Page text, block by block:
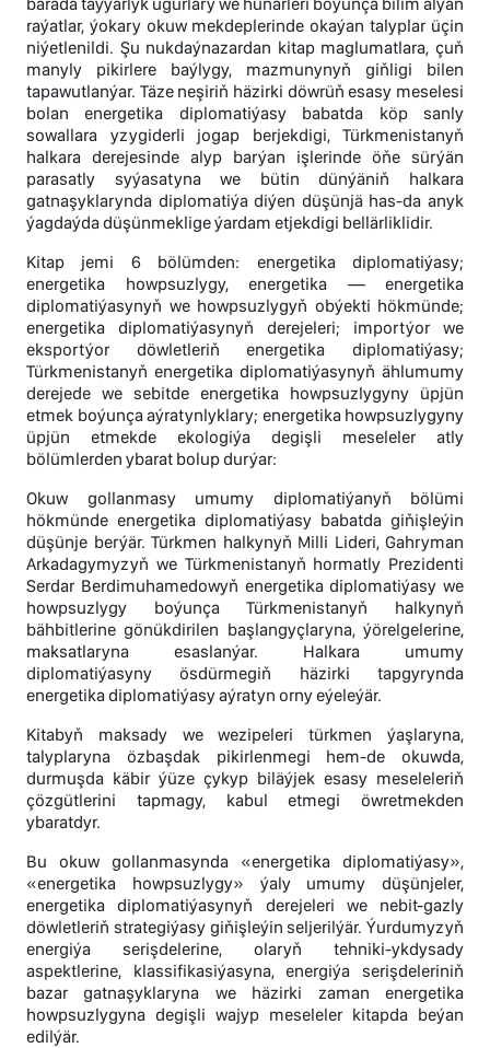
raýatlar, ýokary okuw mekdeplerinde okaýan talyplar üçin
niýetlenildi. Şu nukdaýnazardan kitap maglumatlara, çuň
manyly pikirlere baýlygy, mazmunynyň giňligi bilen
tapawutlanýar. Täze neşiriň häzirki döwrüň esasy meselesi
bolan energetika diplomatiýasy babatda köp sanly
sowallara yzygiderli jogap berjekdigi, Türkmenistanyň
halkara derejesinde alyp barýan işlerinde öňe sürýän
parasatly syýasatyna we bütin dünýäniň halkara
gatnaşyklarynda diplomatiýa diýen düşünjä has-da anyk
ýagdaýda düşünmeklige ýardam etjekdigi bellärliklidir.
Kitap jemi 6 bölümden: energetika diplomatiýasy;
energetika howpsuzlygy, energetika — energetika
diplomatiýasynyň we howpsuzlygyň obýekti hökmünde;
energetika diplomatiýasynyň derejeleri; importýor we
eksportýor döwletleriň energetika diplomatiýasy;
Türkmenistanyň energetika diplomatiýasynyň ählumumy
derejede we sebitde energetika howpsuzlygyny üpjün
etmek boýunça aýratynlyklary; energetika howpsuzlygyny
üpjün etmekde ekologiýa degişli meseleler atly
bölümlerden ybarat bolup durýar:
Okuw gollanmasy umumy diplomatiýanyň bölümi
hökmünde energetika diplomatiýasy babatda giňişleýin
düşünje berýär. Türkmen halkynyň Milli Lideri, Gahryman
Arkadagymyzyň we Türkmenistanyň hormatly Prezidenti
Serdar Berdimuhamedowyň energetika diplomatiýasy we
howpsuzlygy boýunça Türkmenistanyň halkynyň
bähbitlerine gönükdirilen başlangyçlaryna, ýörelgelerine,
maksatlaryna esaslanýar. Halkara umumy
diplomatiýasyny ösdürmegiň häzirki tapgyrynda
energetika diplomatiýasy aýratyn orny eýeleýär.
Kitabyň maksady we wezipeleri türkmen ýaşlaryna,
talyplaryna özbaşdak pikirlenmegi hem-de okuwda,
durmuşda käbir ýüze çykyp biläýjek esasy meseleleriň
çözgütlerini tapmagy, kabul etmegi öwretmekden
ybaratdyr.
Bu okuw gollanmasynda «energetika diplomatiýasy»,
«energetika howpsuzlygy» ýaly umumy düşünjeler,
energetika diplomatiýasynyň derejeleri we nebit-gazly
döwletleriň strategiýasy giňişleýin seljerilýär. Ýurdumyzyň
energiýa serişdelerine, olaryň tehniki-ykdysady
aspektlerine, klassifikasiýasyna, energiýa serişdeleriniň
bazar gatnaşyklaryna we häzirki zaman energetika
howpsuzlygyna degişli wajyp meseleler kitapda beýan
edilýär.